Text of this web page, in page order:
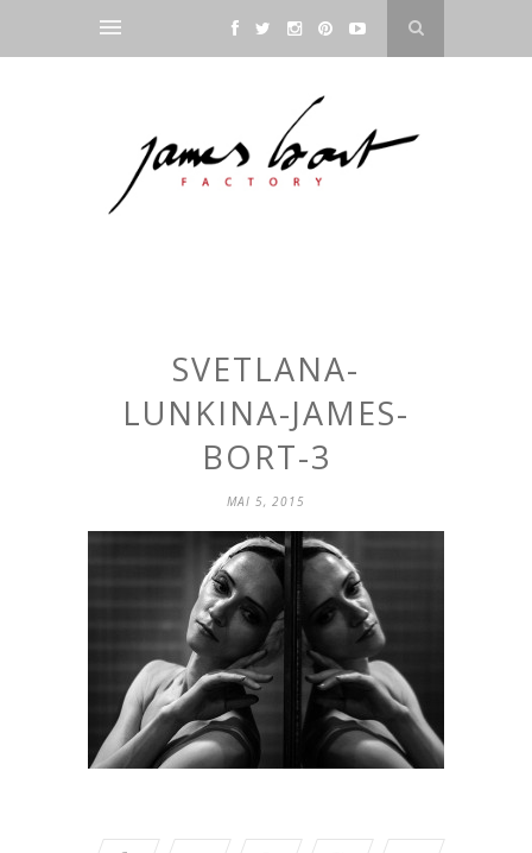
SVETLANA-
LUNKINA-JAMES-
BORT-3
MAI 5, 2015